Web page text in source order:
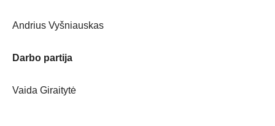
Andrius Vyšniauskas
Darbo partija
Vaida Giraitytė